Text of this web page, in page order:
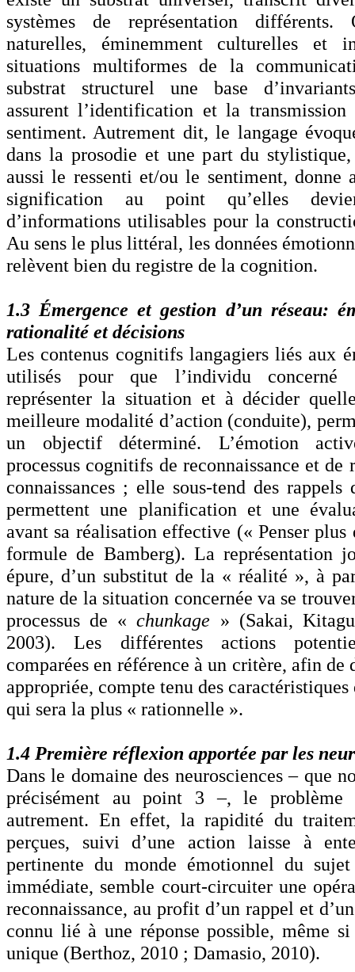
systèmes de représentation
naturelles, éminemment culturelles et
situations multiformes de la
substrat structurel une base
assurent l’identification et la
sentiment. Autrement dit, le langage
dans la prosodie et une part du
aussi le ressenti et/ou le sentiment, donne
signification au point qu’elles
d’informations utilisables pour la
Au sens le plus littéral, les données
relèvent bien du registre de la cognition.
1.3 Émergence et gestion d’un réseau:
rationalité et décisions
Les contenus cognitifs langagiers liés aux
utilisés pour que l’individu concerné
représenter la situation et à décider
meilleure modalité d’action (conduite),
un objectif déterminé. L’émotion
processus cognitifs de reconnaissance et de
connaissances ; elle sous-tend des
permettent une planification et une
avant sa réalisation effective (« Penser plus
formule de Bamberg). La représentation
épure, d’un substitut de la « réalité », à
nature de la situation concernée va se
processus de «chunkage » (Sakai,
2003). Les différentes actions
comparées en référence à un critère, afin de
appropriée, compte tenu des
qui sera la plus « rationnelle ».
1.4 Première réflexion apportée par les
Dans le domaine des neurosciences – que
précisément au point 3 –, le problème
autrement. En effet, la rapidité du
perçues, suivi d’une action laisse à
pertinente du monde émotionnel du
immédiate, semble court-circuiter une
reconnaissance, au profit d’un rappel et
connu lié à une réponse possible, même
unique (Berthoz, 2010 ; Damasio, 2010).